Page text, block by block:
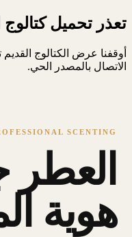
تعذر تحميل
أوقفنا عرض الكتالوج القديم
الاتصال بالمصدر الحي.
SCENTING
هوية